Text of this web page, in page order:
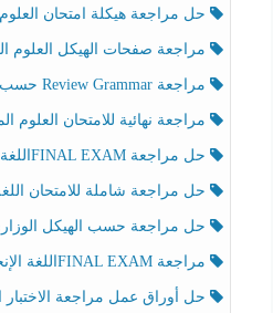
حل مراجعة هيكلة امتحان العلوم
مراجعة صفحات الهيكل العلوم المتكاملة
مراجعة Review Grammar حسب الهيكل اللغة الإنجليزية الصف الخامس الفصل الثالث
مراجعة نهائية للامتحان العلوم
حل مراجعة FINAL EXAMاللغة الإنجليزية الصف الخامس الفصل الثالث
حل مراجعة شاملة للامتحان اللغة
حل مراجعة حسب الهيكل الوزاري العلوم
مراجعة FINAL EXAMاللغة الإنجليزية الصف الخامس الفصل الثالث
حل أوراق عمل مراجعة الاختبار النهائي اللغة